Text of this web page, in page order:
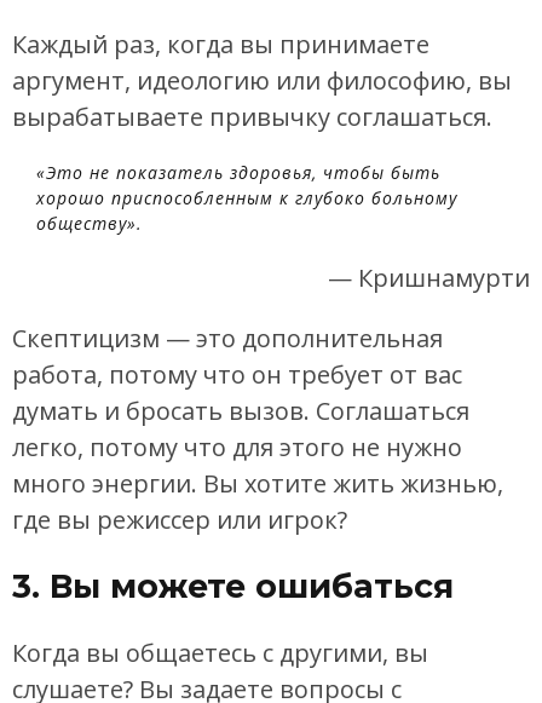
Каждый раз, когда вы принимаете
аргумент, идеологию или философию, вы
вырабатываете привычку соглашаться.
«Это не показатель здоровья, чтобы быть
хорошо приспособленным к глубоко больному
обществу».
— Кришнамурти
Скептицизм — это дополнительная
работа, потому что он требует от вас
думать и бросать вызов. Соглашаться
легко, потому что для этого не нужно
много энергии. Вы хотите жить жизнью,
где вы режиссер или игрок?
3. Вы можете ошибаться
Когда вы общаетесь с другими, вы
слушаете? Вы задаете вопросы с